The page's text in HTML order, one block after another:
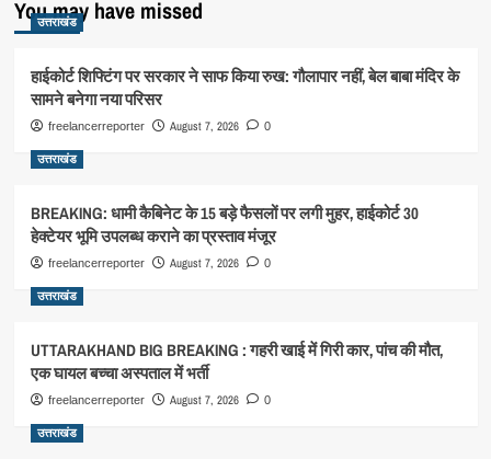
You may have missed
उत्तराखंड
हाईकोर्ट शिफ्टिंग पर सरकार ने साफ किया रुख: गौलापार नहीं, बेल बाबा मंदिर के
सामने बनेगा नया परिसर
freelancerreporter August 7, 2026 0
उत्तराखंड
BREAKING: धामी कैबिनेट के 15 बड़े फैसलों पर लगी मुहर, हाईकोर्ट 30
हेक्टेयर भूमि उपलब्ध कराने का प्रस्ताव मंजूर
freelancerreporter August 7, 2026 0
उत्तराखंड
UTTARAKHAND BIG BREAKING : गहरी खाई में गिरी कार, पांच की मौत,
एक घायल बच्चा अस्पताल में भर्ती
freelancerreporter August 7, 2026 0
उत्तराखंड